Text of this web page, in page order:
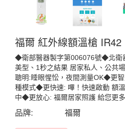
福爾 紅外線額溫槍 IR42
◆衛部醫器製字第006076號◆北衛
美型、1秒之結果 居家私人、公共
聰明:睡眼惺忪，夜間測量OK◆更
種模式◆更快速: 嗶！快速啟動 額
中◆更放心: 福爾居家照護 給您更
品牌: 福爾